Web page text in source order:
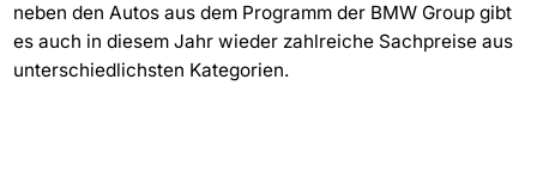
neben den Autos aus dem Programm der BMW Group gibt
es auch in diesem Jahr wieder zahlreiche Sachpreise aus
unterschiedlichsten Kategorien.